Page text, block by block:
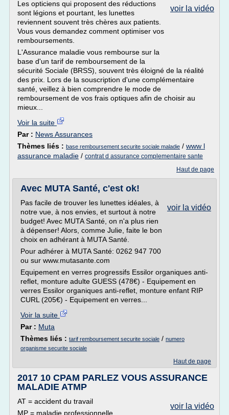
voir la vidéo
Les opticiens qui proposent des réductions
sont légions et pourtant, les lunettes
reviennent souvent très chères aux patients.
Vous vous demandez comment optimiser vos
remboursements.
L'Assurance maladie vous rembourse sur la
base d'un tarif de remboursement de la
sécurité Sociale (BRSS), souvent très éloigné de la réalité
des prix. Lors de la souscription d'une complémentaire
santé, veillez à bien comprendre le mode de
remboursement de vos frais optiques afin de choisir au
mieux...
Voir la suite
Par : News Assurances
Thèmes liés : base remboursement securite sociale maladie / www l
assurance maladie / contrat d assurance complementaire sante
Haut de page
Avec MUTA Santé, c'est ok!
voir la vidéo
Pas facile de trouver les lunettes idéales, à
notre vue, à nos envies, et surtout à notre
budget! Avec MUTA Santé, on n'a plus rien
à dépenser! Alors, comme Julie, faite le bon
choix en adhérant à MUTA Santé.
Pour adhérer à MUTA Santé: 0262 947 700
ou sur www.mutasante.com
Equipement en verres progressifs Essilor organiques anti-
reflet, monture adulte GUESS (478€) - Equipement en
verres Essilor organiques anti-reflet, monture enfant RIP
CURL (205€) - Equipement en verres...
Voir la suite
Par : Muta
Thèmes liés : tarif remboursement securite sociale / numero
organisme securite sociale
Haut de page
2017 10 CPAM PARLEZ VOUS ASSURANCE
MALADIE ATMP
voir la vidéo
AT = accident du travail
MP = maladie professionnelle